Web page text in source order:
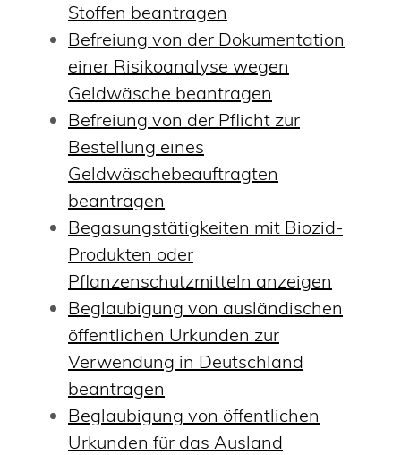
Stoffen beantragen
Befreiung von der Dokumentation
einer Risikoanalyse wegen
Geldwäsche beantragen
Befreiung von der Pflicht zur
Bestellung eines
Geldwäschebeauftragten
beantragen
Begasungstätigkeiten mit Biozid-
Produkten oder
Pflanzenschutzmitteln anzeigen
Beglaubigung von ausländischen
öffentlichen Urkunden zur
Verwendung in Deutschland
beantragen
Beglaubigung von öffentlichen
Urkunden für das Ausland